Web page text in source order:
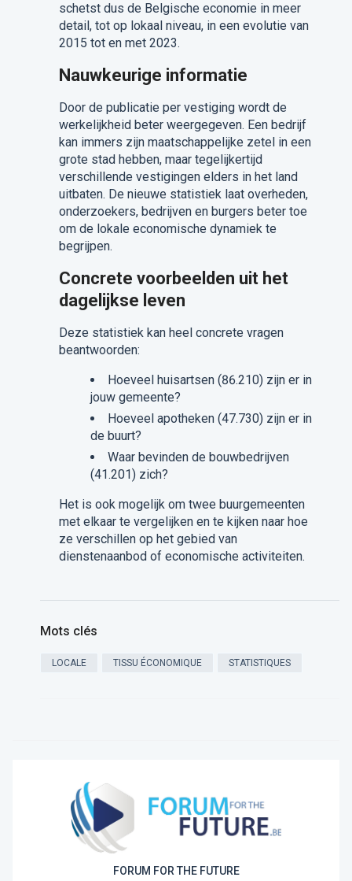
schetst dus de Belgische economie in meer
detail, tot op lokaal niveau, in een evolutie van
2015 tot en met 2023.
Nauwkeurige informatie
Door de publicatie per vestiging wordt de
werkelijkheid beter weergegeven. Een bedrijf
kan immers zijn maatschappelijke zetel in een
grote stad hebben, maar tegelijkertijd
verschillende vestigingen elders in het land
uitbaten. De nieuwe statistiek laat overheden,
onderzoekers, bedrijven en burgers beter toe
om de lokale economische dynamiek te
begrijpen.
Concrete voorbeelden uit het
dagelijkse leven
Deze statistiek kan heel concrete vragen
beantwoorden:
Hoeveel huisartsen (86.210) zijn er in
jouw gemeente?
Hoeveel apotheken (47.730) zijn er in
de buurt?
Waar bevinden de bouwbedrijven
(41.201) zich?
Het is ook mogelijk om twee buurgemeenten
met elkaar te vergelijken en te kijken naar hoe
ze verschillen op het gebied van
dienstenaanbod of economische activiteiten.
Mots clés
LOCALE TISSU ÉCONOMIQUE STATISTIQUES
FORUM FOR THE FUTURE